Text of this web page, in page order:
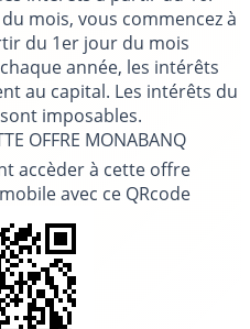
mois, vous commencez à
du 1er jour du mois
année, les intérêts
au capital. Les intérêts du
imposables.
OFFRE MONABANQ
accèder à cette offre
avec ce QRcode